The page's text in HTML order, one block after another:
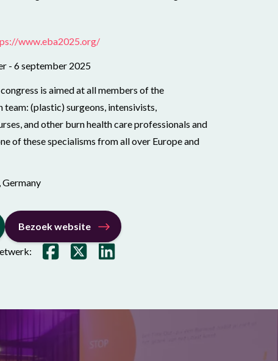
www.eba2025.org/
- 6 september 2025
is aimed at all members of the
(plastic) surgeons, intensivists,
and other burn health care professionals and
of these specialisms from all over Europe and
Germany
Bezoek website